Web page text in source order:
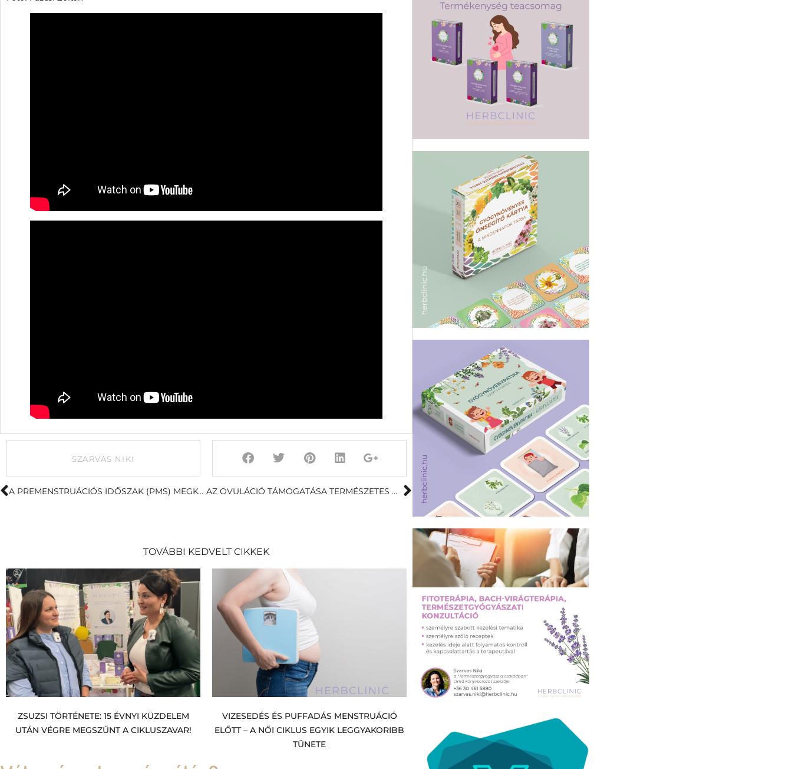
SZARVAS NIKI
A PREMENSTRUÁCIÓS IDŐSZAK (PMS) MEGKÖNNYÍTÉSE TERMÉSZETES MÓDSZEREKKEL AZ OVULÁCIÓ TÁMOGATÁSA TERMÉSZETES MÓDSZEREKKEL
TOVÁBBI KEDVELT CIKKEK
ZSUZSI TÖRTÉNETE: 15 ÉVNYI KÜZDELEM
UTÁN VÉGRE MEGSZŰNT A CIKLUSZAVAR!
VIZESEDÉS ÉS PUFFADÁS MENSTRUÁCIÓ
ELŐTT – A NŐI CIKLUS EGYIK LEGGYAKORIBB
TÜNETE